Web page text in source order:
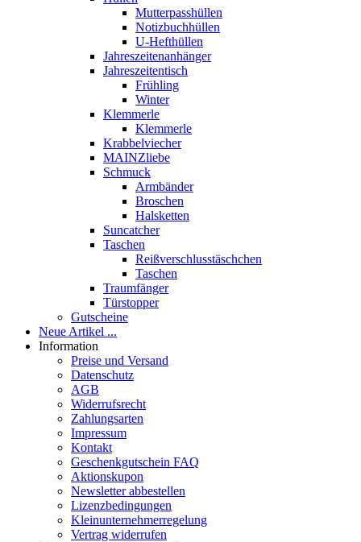
Mutterpasshüllen
Notizbuchhüllen
U-Hefthüllen
Jahreszeitenanhänger
Jahreszeitentisch
Frühling
Winter
Klemmerle
Klemmerle
Krabbelviecher
MAINZliebe
Schmuck
Armbänder
Broschen
Halsketten
Suncatcher
Taschen
Reißverschlusstäschchen
Taschen
Traumfänger
Türstopper
Gutscheine
Neue Artikel ...
Information
Preise und Versand
Datenschutz
AGB
Widerrufsrecht
Zahlungsarten
Impressum
Kontakt
Geschenkgutschein FAQ
Aktionskupon
Newsletter abbestellen
Lizenzbedingungen
Kleinunternehmerregelung
Vertrag widerrufen